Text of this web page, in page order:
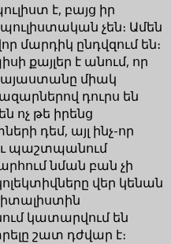
է, բայց իր
չեն։ Ամեն
մարդիկ ընդվզում են։
քայլեր է անում, որ
միակ
դուրս են
ոչ թե իրենց
դեմ, այլ ինչ-որ
պաշտպանում
նման բան չի
վեր կենան
կատարվում են
շատ դժվար է։